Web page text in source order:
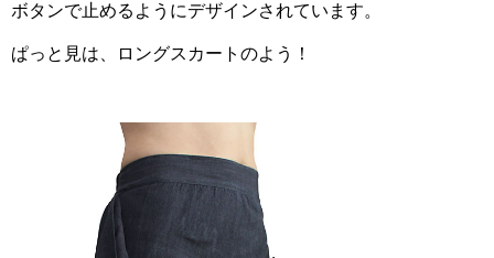
ボタンで止めるようにデザインされています。
ぱっと見は、ロングスカートのよう！